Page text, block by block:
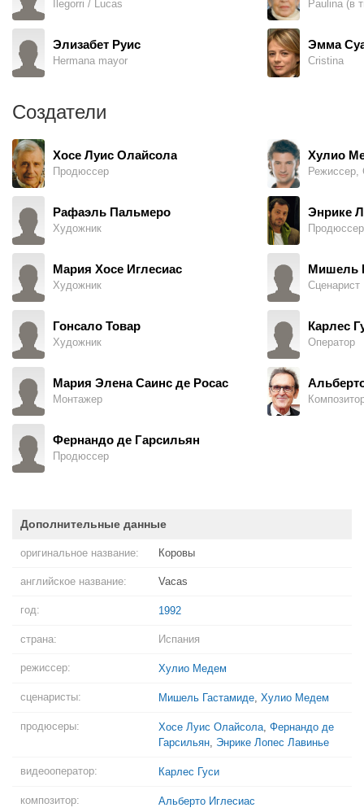
Ilegorri / Lucas
Элизабет Руис
Hermana mayor
Paulina (в
Эмма
Cristina
Создатели
Хосе Луис Олайсола
Продюссер
Рафаэль Пальмеро
Художник
Мария Хосе Иглесиас
Художник
Гонсало Товар
Художник
Мария Элена Саинс де Росас
Монтажер
Фернандо де Гарсильян
Продюссер
Хулио
Режиссер,
Энрике
Продюссер
Мишель
Сценарист
Карлес
Оператор
Дополнительные данные
оригинальное название: Коровы
английское название: Vacas
год: 1992
страна: Испания
режиссер: Хулио Медем
сценаристы: Мишель Гастамиде, Хулио Медем
продюсеры: Хосе Луис Олайсола, Фернандо де
Гарсильян, Энрике Лопес Лавинье
видеооператор: Карлес Гуси
композитор: Альберто Иглесиас